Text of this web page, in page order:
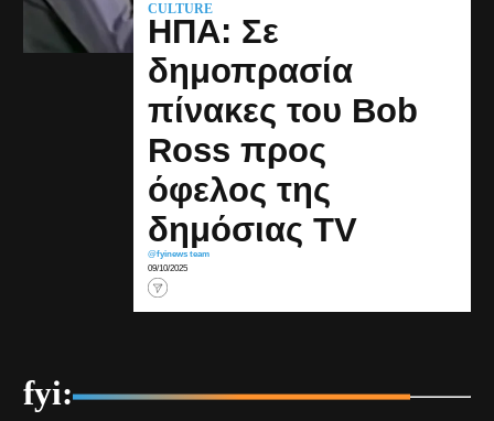
CULTURE
ΗΠΑ: Σε
δημοπρασία
πίνακες του Bob
Ross προς
όφελος της
δημόσιας TV
@fyinews team
09/10/2025
fyi: